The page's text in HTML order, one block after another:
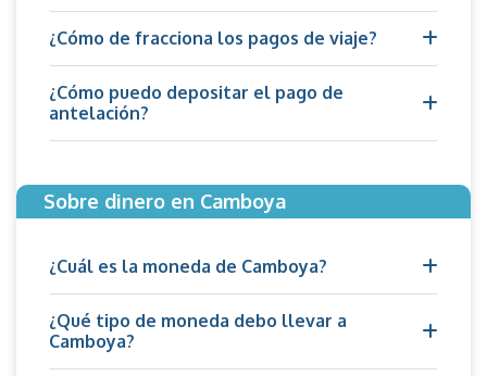
¿Cómo de fracciona los pagos de viaje?
¿Cómo puedo depositar el pago de
antelación?
Sobre dinero en Camboya
¿Cuál es la moneda de Camboya?
¿Qué tipo de moneda debo llevar a
Camboya?